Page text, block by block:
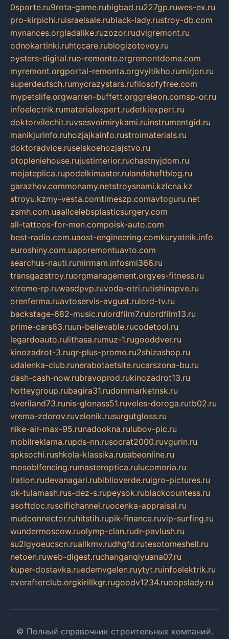
0sporte.ru9rota-game.rubigbad.ru227gp.ruwes-ex.ru
pro-kirpichi.ruisraelsale.rublack-lady.rustroy-db.com
mynances.orgladalike.ruzozor.rudvigremont.ru
odnokartinki.ruhtccare.rublogizotovoy.ru
oysters-digital.ruo-remonte.orgremontdoma.com
myremont.orgportal-remonta.orgvyitikho.rumirjon.ru
superdeutsch.rumycrazystars.rufilosofyfree.com
mypetslife.orgwarren-buffett.orggreleon.comsp-or.ru
infoelectrik.rumaterialexpert.rudetkiexpert.ru
doktorvilechit.ruvsesvoimirykami.ruinstrumentgid.ru
manikjurinfo.ruhozjajkainfo.rustroimaterials.ru
doktoradvice.ruselskoehozjajstvo.ru
otopleniehouse.rujustinterior.ruchastnyjdom.ru
mojateplica.rupodelkimaster.rulandshaftblog.ru
garazhov.commonamy.netstroysnami.kzlcna.kz
stroyu.kzmy-vesta.comtimeszp.comavtoguru.net
zsmh.com.uaallcelebsplasticsurgery.com
all-tattoos-for-men.compoisk-auto.com
best-radio.com.uaost-engineering.comkuryatnik.info
euroshiny.com.uaporemontuavto.com
searchus-nauti.rumirmam.infosmi366.ru
transgazstroy.ruorgmanagement.orgyes-fitness.ru
xtreme-rp.ruwasdpvp.ruvoda-otri.rutishinapve.ru
orenferma.ruavtoservis-avgust.rulord-tv.ru
backstage-682-music.rulordfilm7.rulordfilm13.ru
prime-cars63.ruun-believable.rucodetool.ru
legardoauto.rulithasa.rumuz-1.rugooddver.ru
kinozadrot-3.ruqr-plus-promo.ru2shizashop.ru
udalenka-club.runerabotaetsite.rucarszona-bu.ru
dash-cash-now.rubravoprod.rukinozadrot13.ru
hotteygroup.rubagira31.rudommarketnsk.ru
dveriland73.runis-glonass51.ruveles-doroga.rutb02.ru
vrema-zdorov.ruvelonik.rusurgutgloss.ru
nike-air-max-95.runadookna.rulubov-pic.ru
mobilreklama.rupds-nn.rusocrat2000.ruvgurin.ru
spksochi.rushkola-klassika.rusabeonline.ru
mosoblfencing.rumasteroptica.rulucomoria.ru
iration.rudevanagari.rubiblioverde.ruigro-pictures.ru
dk-tulamash.rus-dez-s.rupeysok.rublackcountess.ru
asoftdoc.ruscifichannel.ruocenka-appraisal.ru
mudconnector.ruhitstih.rupik-finance.ruvip-surfing.ru
wundermoscow.ruolymp-clan.rudr-pavlush.ru
su2lgyoeucscn.ruallkmv.rudhgfd.rutesotomeshell.ru
netoen.ruweb-digest.ruchanganqiyuana07.ru
kuper-dostavka.ruedemvgelen.ruytyt.ruinfoelektrik.ru
everafterclub.orgkirillkgr.rugoodv1234.ruoopslady.ru
© Полный справочник строительных компаний.